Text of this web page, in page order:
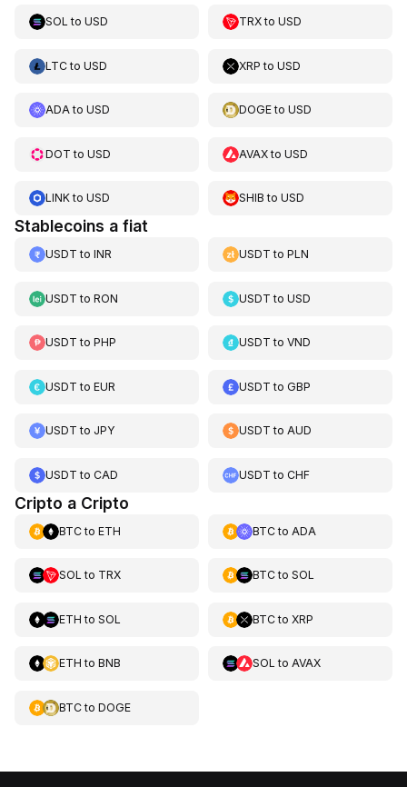
SOL to USD TRXtoUSD
LTCto USD XRP toUSD
ADAto USD DOGEtoUSD
DOT to USD AVAXtoUSD
LINKto USD SHIB toUSD
Stablecoins a fiat
USDT to INR USDT toPLN
USDT to RON USDT toUSD
USDT to PHP USDT toVND
USDT to EUR USDT toGBP
USDT to JPY USDT toAUD
USDT to CAD USDT toCHF
Cripto a Cripto
BTCto ETH BTCto ADA
SOL to TRX BTCto SOL
ETH to SOL BTCto XRP
ETH to BNB SOL to AVAX
BTCto DOGE